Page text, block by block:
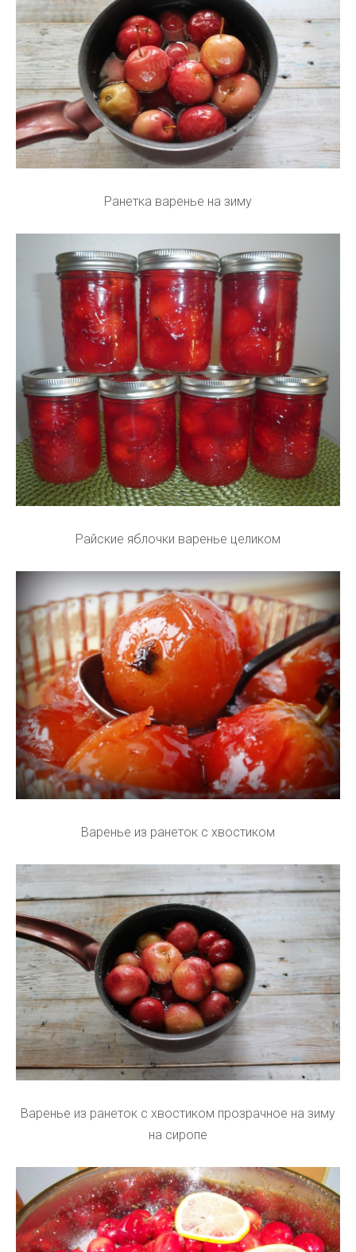
Ранетка варенье на зиму
Райские яблочки варенье целиком
Варенье из ранеток с хвостиком
Варенье из ранеток с хвостиком прозрачное на зиму
на сиропе